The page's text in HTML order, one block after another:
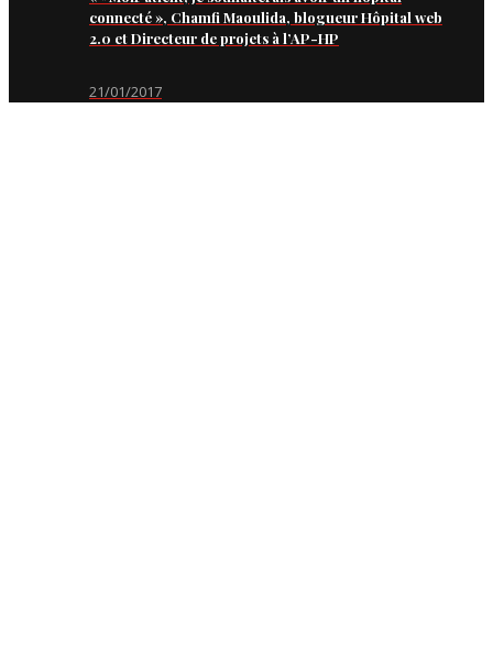
connecté », Chamfi Maoulida, blogueur Hôpital web
2.0 et Directeur de projets à l’AP-HP
21/01/2017